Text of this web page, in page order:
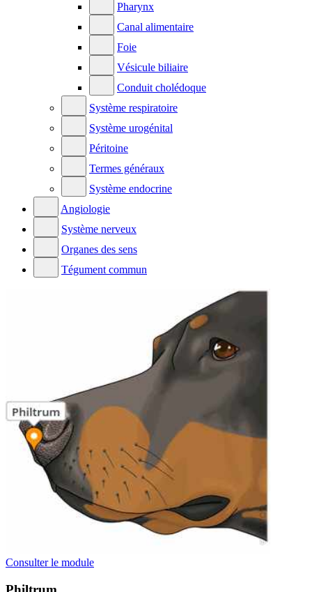
Pharynx
Canal alimentaire
Foie
Vésicule biliaire
Conduit cholédoque
Système respiratoire
Système urogénital
Péritoine
Termes généraux
Système endocrine
Angiologie
Système nerveux
Organes des sens
Tégument commun
Consulter le module